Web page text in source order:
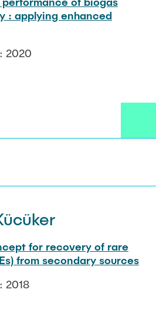
: applying enhanced
2020
for recovery of rare
from secondary sources
2018